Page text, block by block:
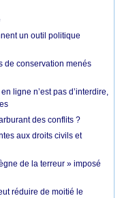
un outil politique
de conservation menés
ligne n’est pas d’interdire,
des conflits ?
aux droits civils et
de la terreur » imposé
réduire de moitié le